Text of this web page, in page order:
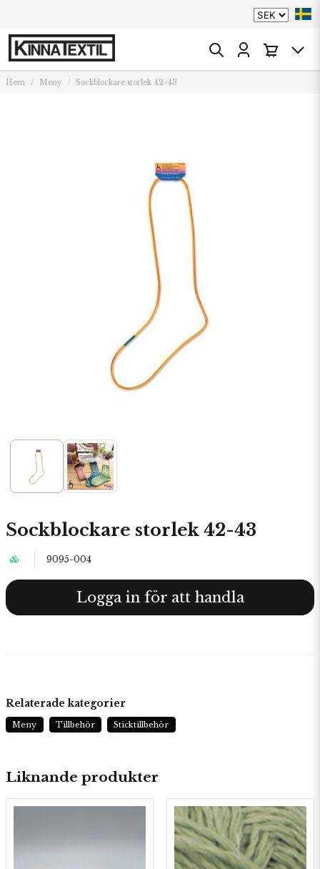
Hem Meny Sockblockare storlek 42-43
Sockblockare storlek 42-43
9095-004
Logga in för att handla
Liknande produkter
Relaterade kategorier
Meny Tillbehör Sticktillbehör